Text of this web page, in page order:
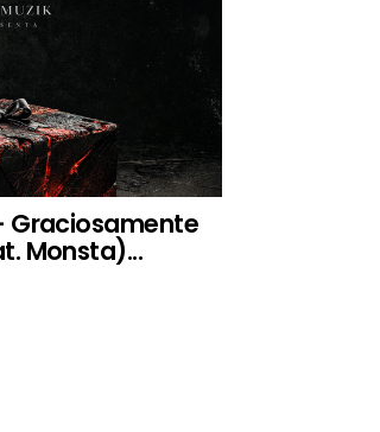
Graciosamente
Monsta)...